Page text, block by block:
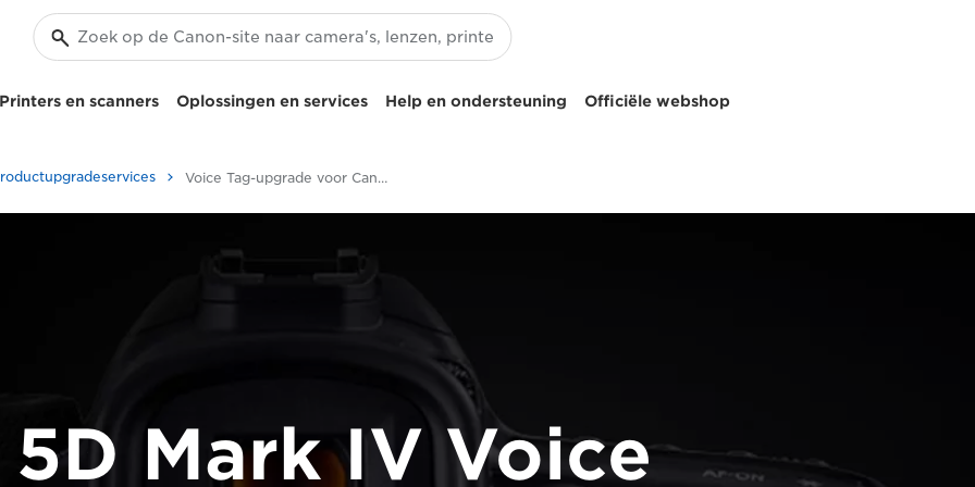
Printers en scanners Oplossingen en services Help en ondersteuning Officiële webshop
Voice Tag-upgrade voor Canon EOS 5D Mark
5D Mark IV Voice